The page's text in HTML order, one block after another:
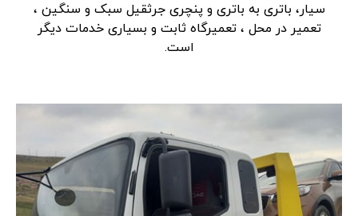
سیار، باتری به باتری و پنچری جرثقیل سبک و سنگین ،
تعمیر در محل ، تعمیرگاه ثابت و بسیاری خدمات دیگر
است.